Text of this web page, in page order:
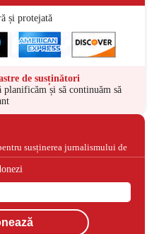
și protejată
de susținători
planificăm și să continuăm să
susținerea jurnalismului de